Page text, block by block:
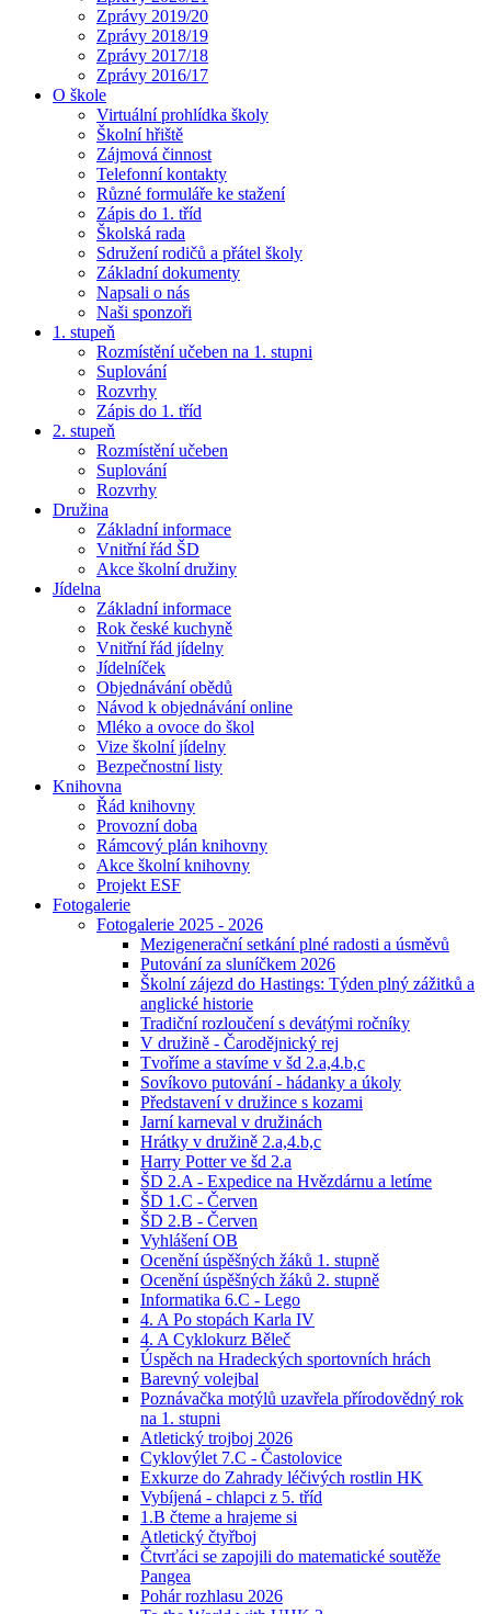
Zprávy 2019/20
Zprávy 2018/19
Zprávy 2017/18
Zprávy 2016/17
O škole
Virtuální prohlídka školy
Školní hřiště
Zájmová činnost
Telefonní kontakty
Různé formuláře ke stažení
Zápis do 1. tříd
Školská rada
Sdružení rodičů a přátel školy
Základní dokumenty
Napsali o nás
Naši sponzoři
1. stupeň
Rozmístění učeben na 1. stupni
Suplování
Rozvrhy
Zápis do 1. tříd
2. stupeň
Rozmístění učeben
Suplování
Rozvrhy
Družina
Základní informace
Vnitřní řád ŠD
Akce školní družiny
Jídelna
Základní informace
Rok české kuchyně
Vnitřní řád jídelny
Jídelníček
Objednávání obědů
Návod k objednávání online
Mléko a ovoce do škol
Vize školní jídelny
Bezpečnostní listy
Knihovna
Řád knihovny
Provozní doba
Rámcový plán knihovny
Akce školní knihovny
Projekt ESF
Fotogalerie
Fotogalerie 2025 - 2026
Mezigenerační setkání plné radosti a úsměvů
Putování za sluníčkem 2026
Školní zájezd do Hastings: Týden plný zážitků a
anglické historie
Tradiční rozloučení s devátými ročníky
V družině - Čarodějnický rej
Tvoříme a stavíme v šd 2.a,4.b,c
Sovíkovo putování - hádanky a úkoly
Představení v družince s kozami
Jarní karneval v družinách
Hrátky v družině 2.a,4.b,c
Harry Potter ve šd 2.a
ŠD 2.A - Expedice na Hvězdárnu a letíme
ŠD 1.C - Červen
ŠD 2.B - Červen
Vyhlášení OB
Ocenění úspěšných žáků 1. stupně
Ocenění úspěšných žáků 2. stupně
Informatika 6.C - Lego
4. A Po stopách Karla IV
4. A Cyklokurz Běleč
Úspěch na Hradeckých sportovních hrách
Barevný volejbal
Poznávačka motýlů uzavřela přírodovědný rok
na 1. stupni
Atletický trojboj 2026
Cyklovýlet 7.C - Častolovice
Exkurze do Zahrady léčivých rostlin HK
Vybíjená - chlapci z 5. tříd
1.B čteme a hrajeme si
Atletický čtyřboj
Čtvrťáci se zapojili do matematické soutěže
Pangea
Pohár rozhlasu 2026